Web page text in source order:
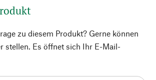
zu diesem Produkt? Gerne können
stellen. Es öffnet sich Ihr E-Mail-